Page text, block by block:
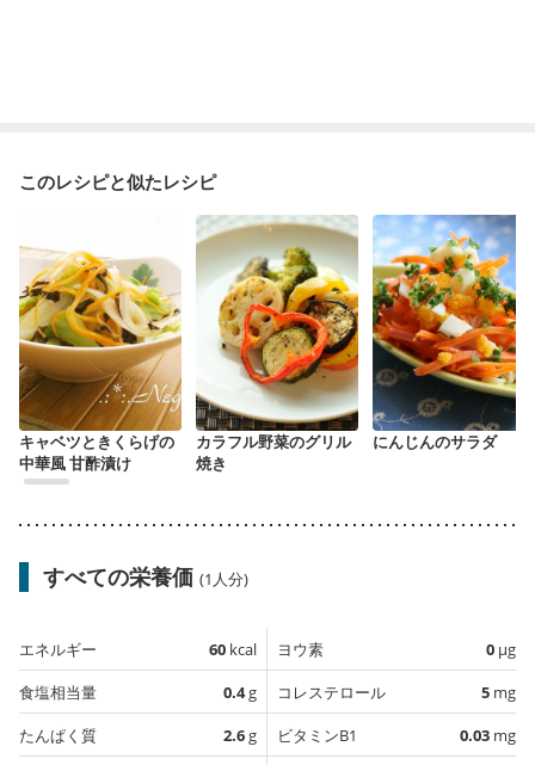
このレシピと似たレシピ
キャベツときくらげの
中華風 甘酢漬け
カラフル野菜のグリル
焼き
にんじんのサラダ
すべての栄養価 (1人分)
エネルギー 60 kcal
食塩相当量
0.4g
たんぱく質
2.6g
ヨウ素 0 µg
コレステロール
5 mg
ビタミンB1
0.03 mg